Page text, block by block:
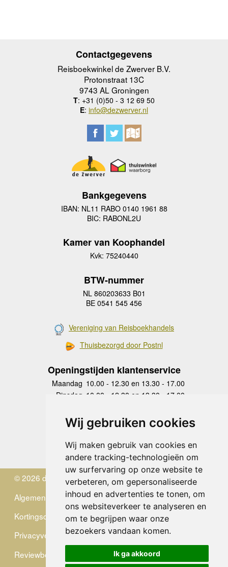
Wij gebruiken cookies
Wij maken gebruik van cookies en
andere tracking-technologieën om
uw surfervaring op onze website te
verbeteren, om gepersonaliseerde
inhoud en advertenties te tonen, om
ons websiteverkeer te analyseren en
om te begrijpen waar onze
bezoekers vandaan komen.
Ik ga akkoord
Contactgegevens
Reisboekwinkel de Zwerver B.V.
Protonstraat 13C
9743 AL Groningen
T: +31 (0)50 - 3 12 69 50
E: info@dezwerver.nl
Bankgegevens
IBAN: NL11 RABO 0140 1961 88
BIC: RABONL2U
Kamer van Koophandel
Kvk: 75240440
BTW-nummer
NL 860203633 B01
BE 0541 545 456
Vereniging van Reisboekhandels
Thuisbezorgd door Postnl
Openingstijden klantenservice
Maandag 10.00 - 12.30 en 13.30 - 17.00
Dinsdag 10.00 - 12.30 en 13.30 - 17.00
Donderdag
10.00 - 12.30 en 13.30 - 17.00
Vrijdag 10.00 - 12.30 en 13.30 - 17.00
Zaterdag
gesloten
Zondag gesloten
© 2026 de Zwerver
Algemene Voorwaarden
Kortingscode
Privacyverklaring
Reviewbeleid